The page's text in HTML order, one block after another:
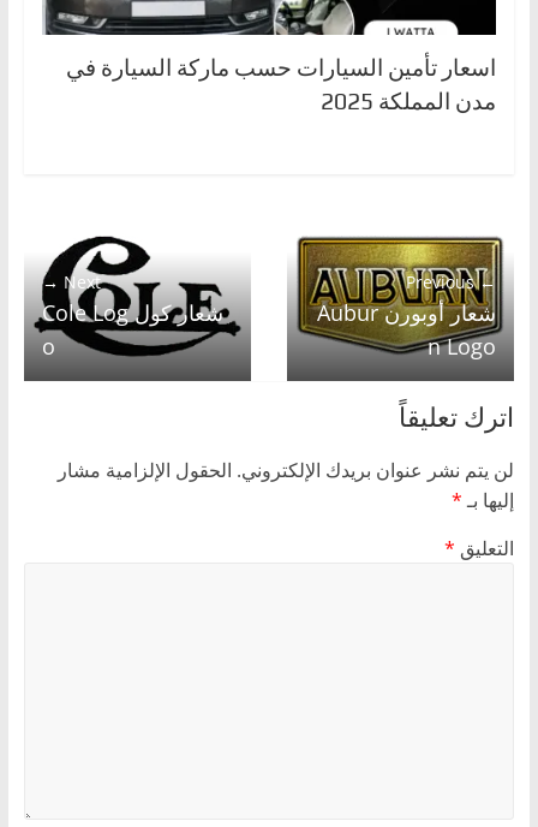
اسعار تأمين السيارات حسب ماركة السيارة في
مدن المملكة 2025
← Previous
شعار أوبورن Aubur
n Logo
Next →
شعار كول Cole Log
o
اترك تعليقاً
لن يتم نشر عنوان بريدك الإلكتروني. الحقول الإلزامية مشار
إليها بـ*
التعليق *